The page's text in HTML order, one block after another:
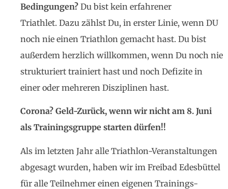
Bedingungen? Du bist kein erfahrener
Triathlet. Dazu zählst Du, in erster Linie, wenn DU
noch nie einen Triathlon gemacht hast. Du bist
außerdem herzlich willkommen, wenn Du noch nie
strukturiert trainiert hast und noch Defizite in
einer oder mehreren Disziplinen hast.
Corona? Geld-Zurück, wenn wir nicht am 8. Juni
als Trainingsgruppe starten dürfen!!
Als im letzten Jahr alle Triathlon-Veranstaltungen
abgesagt wurden, haben wir im Freibad Edesbüttel
für alle Teilnehmer einen eigenen Trainings-